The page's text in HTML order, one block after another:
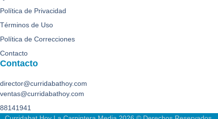
Política de Privacidad
Términos de Uso
Política de Correcciones
Contacto
Contacto
director@curridabathoy.com
ventas@curridabathoy.com
88141941